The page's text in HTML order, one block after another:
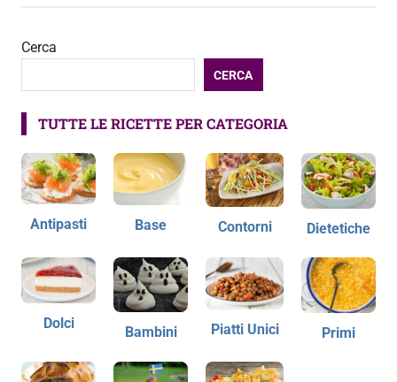
Cerca
CERCA
TUTTE LE RICETTE PER CATEGORIA
Antipasti Base Contorni Dietetiche
Dolci
Bambini Piatti Unici Primi